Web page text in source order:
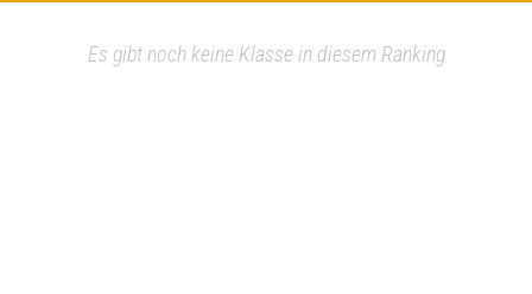
Es gibt noch keine Klasse in diesem Ranking